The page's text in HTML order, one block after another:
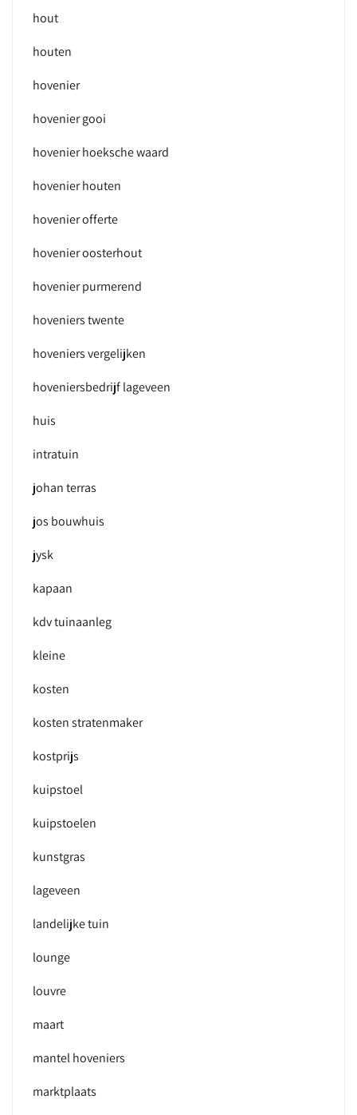
hout
houten
hovenier
hovenier gooi
hovenier hoeksche waard
hovenier houten
hovenier offerte
hovenier oosterhout
hovenier purmerend
hoveniers twente
hoveniers vergelijken
hoveniersbedrijf lageveen
huis
intratuin
johan terras
jos bouwhuis
jysk
kapaan
kdv tuinaanleg
kleine
kosten
kosten stratenmaker
kostprijs
kuipstoel
kuipstoelen
kunstgras
lageveen
landelijke tuin
lounge
louvre
maart
mantel hoveniers
marktplaats